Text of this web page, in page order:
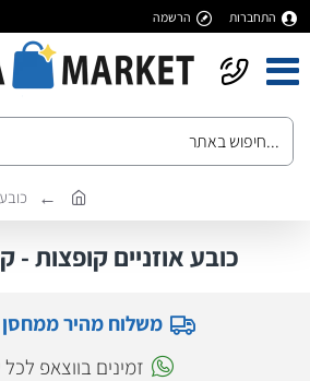
התחברות הרשמה
כובע אוזניים קופצות -
משלוח מהיר
זמינים בווצאפ